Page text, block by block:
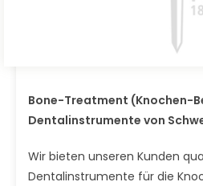
Bone-Treatment (Knochen-
Dentalinstrumente von
Wir bieten unseren Kunden
Dentalinstrumente für die